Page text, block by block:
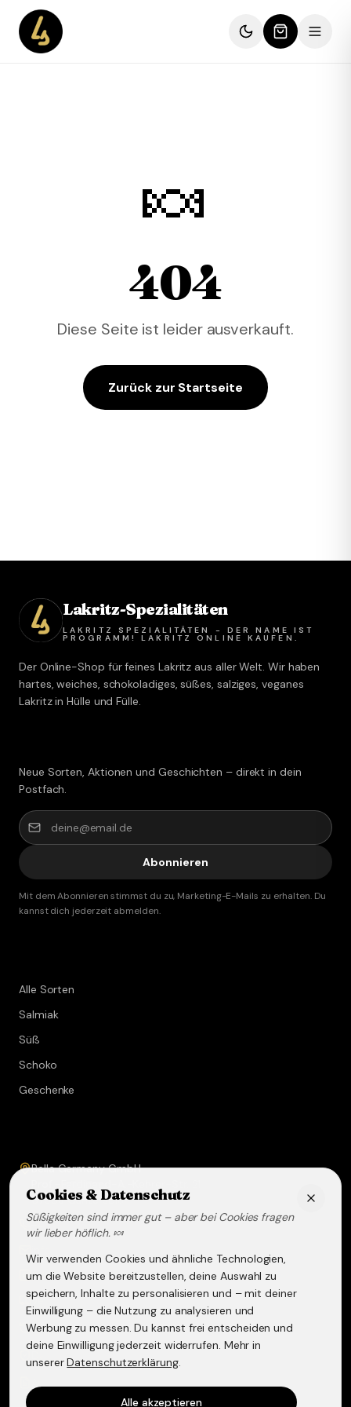
🍬
404
Diese Seite ist leider ausverkauft.
Zurück zur Startseite
Lakritz-Spezialitäten
LAKRITZ SPEZIALITÄTEN - DER NAME IST
PROGRAMM! LAKRITZ ONLINE KAUFEN.
Der Online-Shop für feines Lakritz aus aller Welt. Wir haben
hartes, weiches, schokoladiges, süßes, salziges, veganes
Lakritz in Hülle und Fülle.
Neue Sorten, Aktionen und Geschichten – direkt in dein
Postfach.
Abonnieren
Mit dem Abonnieren stimmst du zu, Marketing-E-Mails zu erhalten. Du
kannst dich jederzeit abmelden.
Alle Sorten
Salmiak
Süß
Schoko
Geschenke
Bella Germany GmbH
67583 Guntersblum
+49 (0) 6249 - 293158
@lakritzspezialitaeten
Versand & Lieferung
Widerruf & Rückgabe
Datenschutzerklärung
Cookies & Datenschutz
Süßigkeiten sind immer gut – aber bei Cookies fragen
wir lieber höflich. 🍬
Wir verwenden Cookies und ähnliche Technologien,
um die Website bereitzustellen, deine Auswahl zu
speichern, Inhalte zu personalisieren und – mit deiner
Einwilligung – die Nutzung zu analysieren und
Werbung zu messen. Du kannst frei entscheiden und
deine Einwilligung jederzeit widerrufen. Mehr in
unserer Datenschutzerklärung.
Alle akzeptieren